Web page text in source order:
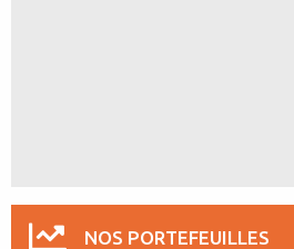
NOS PORTEFEUILLES